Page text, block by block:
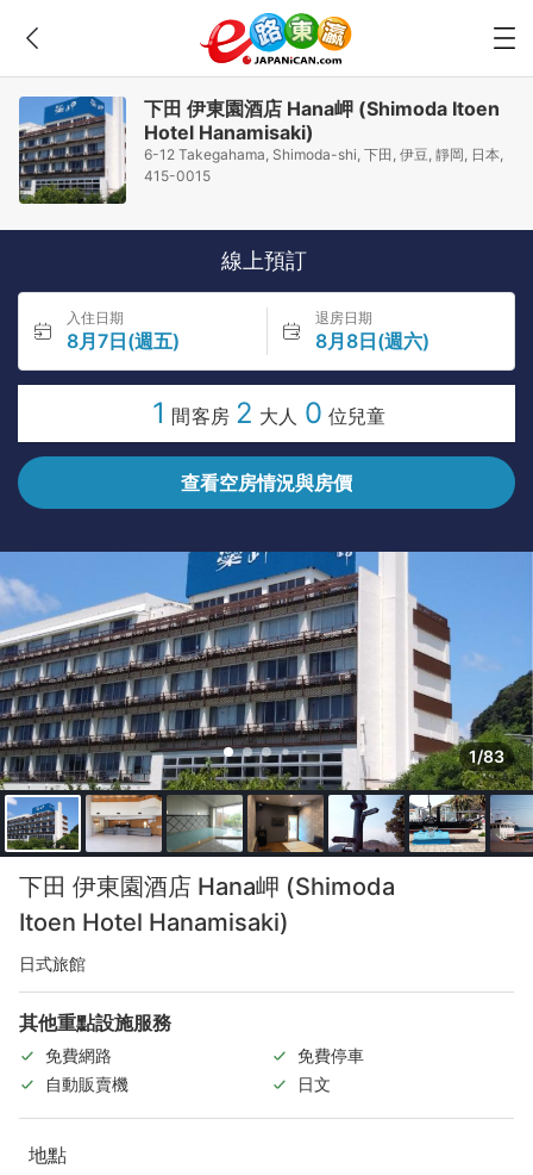
下田 伊東園酒店 Hana岬 (Shimoda Itoen
Hotel Hanamisaki)
6-12 Takegahama, Shimoda-shi, 下田, 伊豆, 靜岡, 日本,
415-0015
線上預訂
入住日期
8月7日(週五)
退房日期
8月8日(週六)
1 間客房 2 大人 0 位兒童
查看空房情況與房價
1/83
下田 伊東園酒店 Hana岬 (Shimoda
Itoen Hotel Hanamisaki)
日式旅館
其他重點設施服務
免費網路
免費停車
自動販賣機
日文
地點